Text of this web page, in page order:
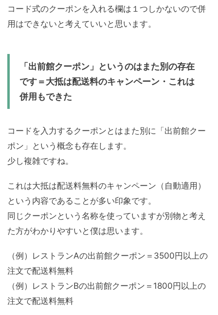
コード式のクーポンを入れる欄は１つしかないので併
用はできないと考えていいと思います。
「出前館クーポン」というのはまた別の存在
です＝大抵は配送料のキャンペーン・これは
併用もできた
コードを入力するクーポンとはまた別に「出前館クー
ポン」という概念も存在します。
少し複雑ですね。
これは大抵は配送料無料のキャンペーン（自動適用）
という内容であることが多い印象です。
同じクーポンという名称を使っていますが別物と考え
た方がわかりやすいと僕は思います。
（例）レストランAの出前館クーポン＝3500円以上の
注文で配送料無料
（例）レストランBの出前館クーポン＝1800円以上の
注文で配送料無料